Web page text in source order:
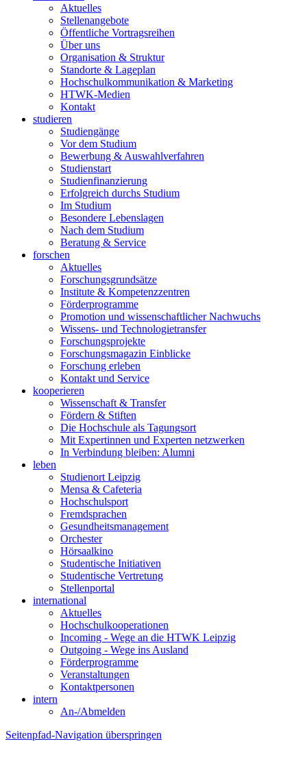
Aktuelles
Stellenangebote
Öffentliche Vortragsreihen
Über uns
Organisation & Struktur
Standorte & Lageplan
Hochschulkommunikation & Marketing
HTWK-Medien
Kontakt
studieren
Studiengänge
Vor dem Studium
Bewerbung & Auswahlverfahren
Studienstart
Studienfinanzierung
Erfolgreich durchs Studium
Im Studium
Besondere Lebenslagen
Nach dem Studium
Beratung & Service
forschen
Aktuelles
Forschungsgrundsätze
Institute & Kompetenzzentren
Förderprogramme
Promotion und wissenschaftlicher Nachwuchs
Wissens- und Technologietransfer
Forschungsprojekte
Forschungsmagazin Einblicke
Forschung erleben
Kontakt und Service
kooperieren
Wissenschaft & Transfer
Fördern & Stiften
Die Hochschule als Tagungsort
Mit Expertinnen und Experten netzwerken
In Verbindung bleiben: Alumni
leben
Studienort Leipzig
Mensa & Cafeteria
Hochschulsport
Fremdsprachen
Gesundheitsmanagement
Orchester
Hörsaalkino
Studentische Initiativen
Studentische Vertretung
Stellenportal
international
Aktuelles
Hochschulkooperationen
Incoming - Wege an die HTWK Leipzig
Outgoing - Wege ins Ausland
Förderprogramme
Veranstaltungen
Kontaktpersonen
intern
An-/Abmelden
Seitenpfad-Navigation überspringen